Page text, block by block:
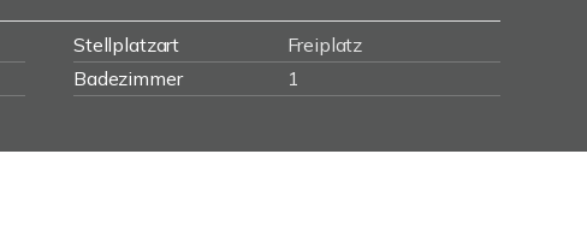
Stellplatzart
Freiplatz
Badezimmer 1